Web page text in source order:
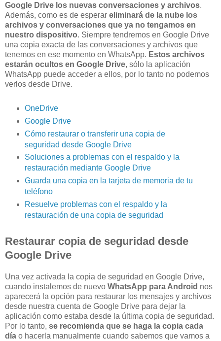
Google Drive los nuevas conversaciones y archivos.
Además, como es de esperar eliminará de la nube los
archivos y conversaciones que ya no tengamos en
nuestro dispositivo. Siempre tendremos en Google Drive
una copia exacta de las conversaciones y archivos que
tenemos en ese momento en WhatsApp. Estos archivos
estarán ocultos en Google Drive, sólo la aplicación
WhatsApp puede acceder a ellos, por lo tanto no podemos
verlos desde Drive.
OneDrive
Google Drive
Cómo restaurar o transferir una copia de
seguridad desde Google Drive
Soluciones a problemas con el respaldo y la
restauración mediante Google Drive
Guarda una copia en la tarjeta de memoria de tu
teléfono
Resuelve problemas con el respaldo y la
restauración de una copia de seguridad
Restaurar copia de seguridad desde
Google Drive
Una vez activada la copia de seguridad en Google Drive,
cuando instalemos de nuevo WhatsApp para Android nos
aparecerá la opción para restaurar los mensajes y archivos
desde nuestra cuenta de Google Drive para dejar la
aplicación como estaba desde la última copia de seguridad.
Por lo tanto, se recomienda que se haga la copia cada
día o hacerla manualmente cuando sabemos que vamos a